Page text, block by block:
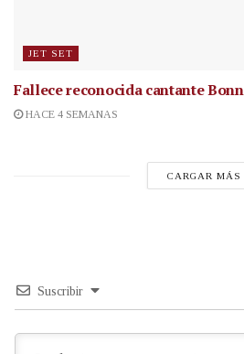
JET SET
Fallece reconocida cantante
HACE 4 SEMANAS
CARGAR MÁS
Suscribir